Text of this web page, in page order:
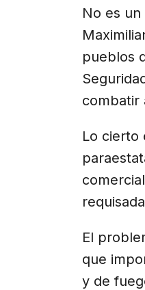
No es
pueblos
combatir
Lo cierto
El
que
y de